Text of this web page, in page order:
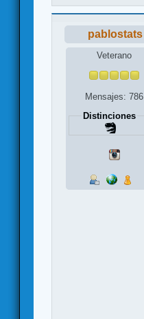
pablostats
Veterano
Mensajes: 786
Distinciones